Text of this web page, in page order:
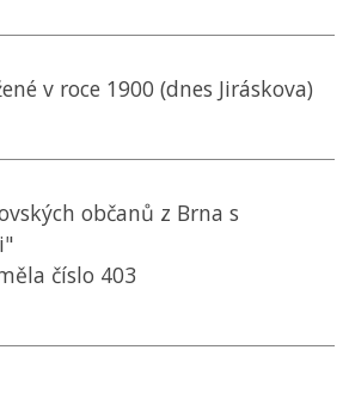
v roce 1900 (dnes Jiráskova)
občanů z Brna s
číslo 403